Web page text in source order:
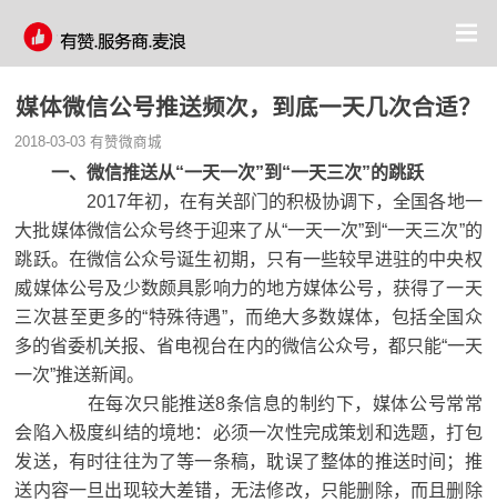
媒体微信公号推送频次，到底一天几次合适？
2018-03-03 有赞微商城
一、微信推送从“一天一次”到“一天三次”的跳跃
2017年初，在有关部门的积极协调下，全国各地一
大批媒体微信公众号终于迎来了从“一天一次”到“一天三次”的
跳跃。在微信公众号诞生初期，只有一些较早进驻的中央权
威媒体公号及少数颇具影响力的地方媒体公号，获得了一天
三次甚至更多的“特殊待遇”，而绝大多数媒体，包括全国众
多的省委机关报、省电视台在内的微信公众号，都只能“一天
一次”推送新闻。
在每次只能推送8条信息的制约下，媒体公号常常
会陷入极度纠结的境地：必须一次性完成策划和选题，打包
发送，有时往往为了等一条稿，耽误了整体的推送时间；推
送内容一旦出现较大差错，无法修改，只能删除，而且删除